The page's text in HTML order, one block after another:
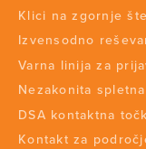
Klici na zgornje
Izvensodno
Varna linija za
Nezakonita
DSA kontaktna
Kontakt za